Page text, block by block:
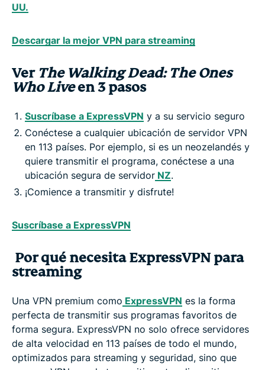
UU.
Descargar la mejor VPN para streaming
Ver The Walking Dead: The Ones
Who Liveen 3 pasos
Suscríbase a ExpressVPN y a su servicio seguro
Conéctese a cualquier ubicación de servidor VPN
en 113 países. Por ejemplo, si es un neozelandés y
quiere transmitir el programa, conéctese a una
ubicación segura de servidor NZ.
¡Comience a transmitir y disfrute!
Suscríbase a ExpressVPN
Por qué necesita ExpressVPN para
streaming
Una VPN premium como ExpressVPN es la forma
perfecta de transmitir sus programas favoritos de
forma segura. ExpressVPN no solo ofrece servidores
de alta velocidad en 113 países de todo el mundo,
optimizados para streaming y seguridad, sino que